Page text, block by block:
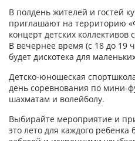
В полдень жителей и гостей
приглашают на территорию
концерт детских
В вечернее время (с 18 до 19
будет дискотека для
Детско-юношеская
день соревнования по мини-
шахматам и волейболу.
Выбирайте мероприятие и
это лето для каждого